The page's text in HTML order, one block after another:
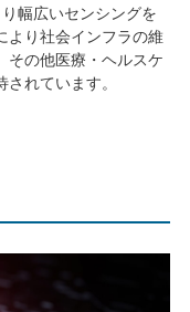
幅広いセンシングを
より社会インフラの維
その他医療・ヘルスケ
れています。